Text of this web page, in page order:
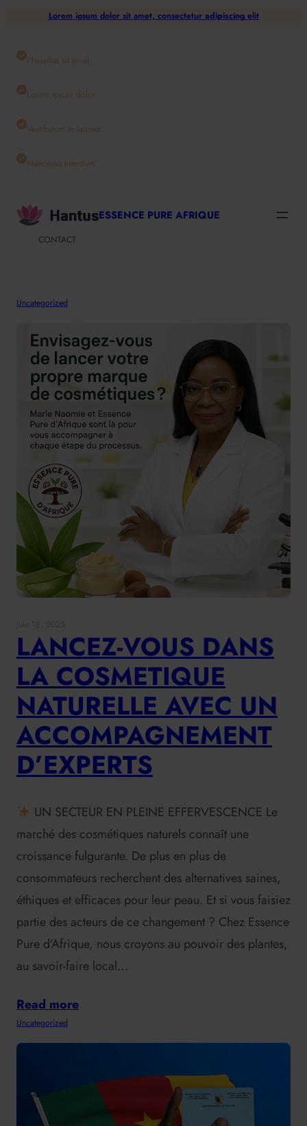
contenu
Lorem ipsum dolor sit amet, consectetur adipiscing elit
Phasellus sit amet
Lorem ipsum dolor
Vestibulum in laoreet
Maecenas interdum
ESSENCE PURE AFRIQUE
CONTACT
Uncategorized
LANCEZ-VOUS DANS
LA COSMETIQUE
NATURELLE AVEC UN
ACCOMPAGNEMENT
D’EXPERTS
UN SECTEUR EN PLEINE EFFERVESCENCE Le
marché des cosmétiques naturels connaît une
croissance fulgurante. De plus en plus de
consommateurs recherchent des alternatives saines,
éthiques et efficaces pour leur peau. Et si vous faisiez
partie des acteurs de ce changement ? Chez Essence
Pure d’Afrique, nous croyons au pouvoir des plantes,
au savoir-faire local…
Read more
Uncategorized